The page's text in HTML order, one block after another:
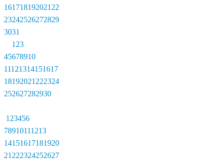
161718192021 22
23242526272829
3031
1 23
45678910
11121314151617
18192021 222324
252627282930
1 23456
78910111213
14151617181920
21 222324252627